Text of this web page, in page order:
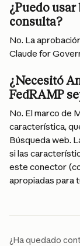
¿Puedo
consulta?
No. La
Claude for
¿Necesitó
FedRAMP
No. El marco de
característica,
Búsqueda web.
si las
este conector
apropiadas para
¿Ha quedado